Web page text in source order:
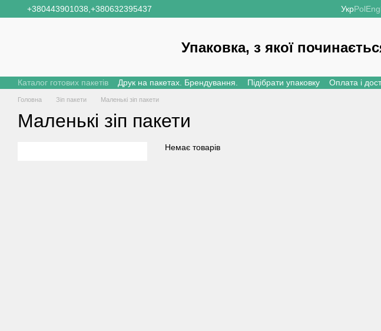
Перейти до основного контенту
+380443901038, +380632395437 УкрPolEng
Упаковка, з якої
Каталог готових пакетів
Друк на пакетах. Брендування. Підібрати упаковку Оплата і
Головна Зіп пакети Маленькі зіп пакети
Маленькі зіп пакети
Немає товарів